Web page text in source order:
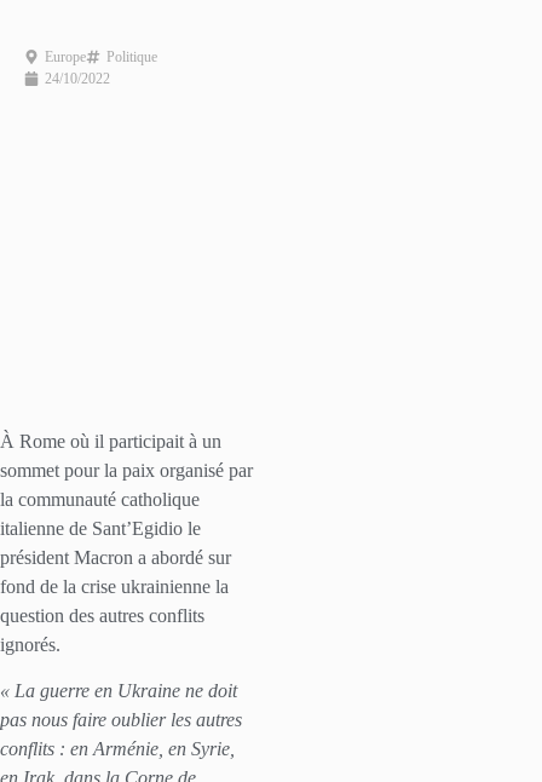
Europe
Politique
24/10/2022
À Rome où il participait à un
sommet pour la paix organisé par
la communauté catholique
italienne de Sant’Egidio le
président Macron a abordé sur
fond de la crise ukrainienne la
question des autres conflits
ignorés.
« La guerre en Ukraine ne doit
pas nous faire oublier les autres
conflits : en Arménie, en Syrie,
en Irak, dans la Corne de